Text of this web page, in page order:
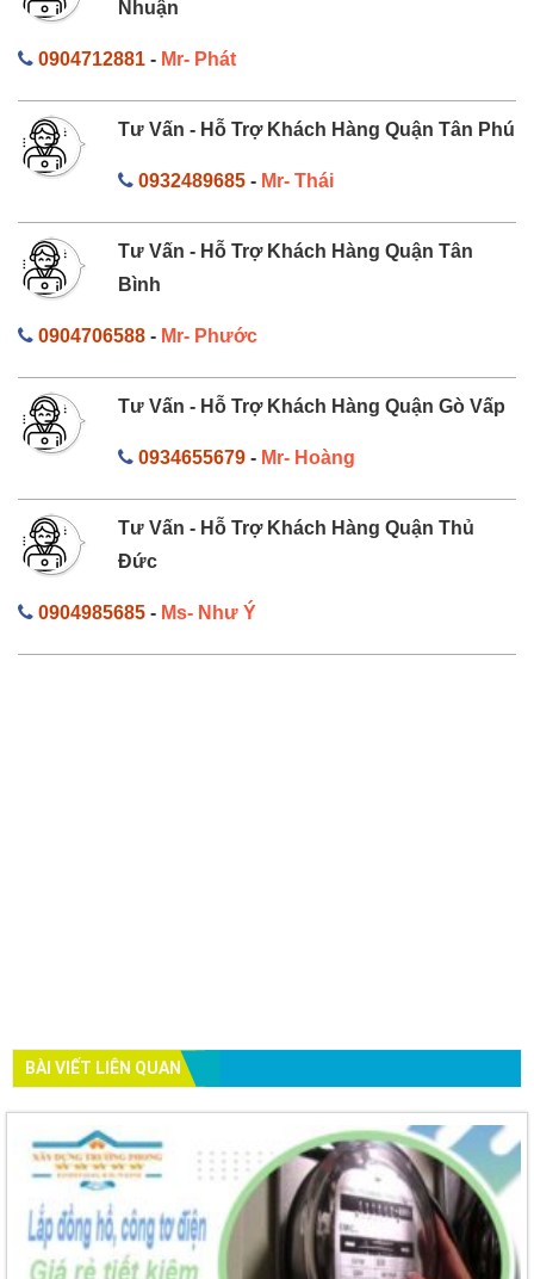
Nhuận
0904712881 - Mr- Phát
Tư Vấn - Hỗ Trợ Khách Hàng Quận Tân Phú
0932489685- Mr- Thái
Tư Vấn - Hỗ Trợ Khách Hàng Quận Tân
Bình
0904706588 - Mr- Phước
Tư Vấn - Hỗ Trợ Khách Hàng Quận Gò Vấp
0934655679- Mr- Hoàng
Tư Vấn - Hỗ Trợ Khách Hàng Quận Thủ
Đức
0904985685 - Ms- Như Ý
BÀI VIẾT LIÊN QUAN